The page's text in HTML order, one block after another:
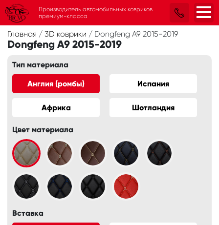
Главная / 3D коврики / Dongfeng A9 2015-2019
Dongfeng A9 2015-2019
Тип материала
Англия (ромбы) Испания
Африка Шотландия
Цвет материала
Вставка
Производитель автомобильных ковриков
премиум-класса